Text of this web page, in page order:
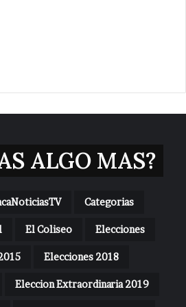
ALGO MAS?
Categorias
El Coliseo Elecciones
Elecciones 2018
Eleccion Extraordinaria 2019